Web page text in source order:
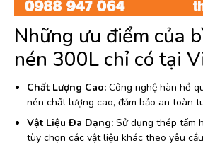
Những ưu điểm của
nén 300L chỉ có tại
Chất Lượng Cao: Công nghệ hàn hồ
nén chất lượng cao, đảm bảo an toàn
Vật Liệu Đa Dạng: Sử dụng thép tấm
tùy chọn các vật liệu khác theo yêu